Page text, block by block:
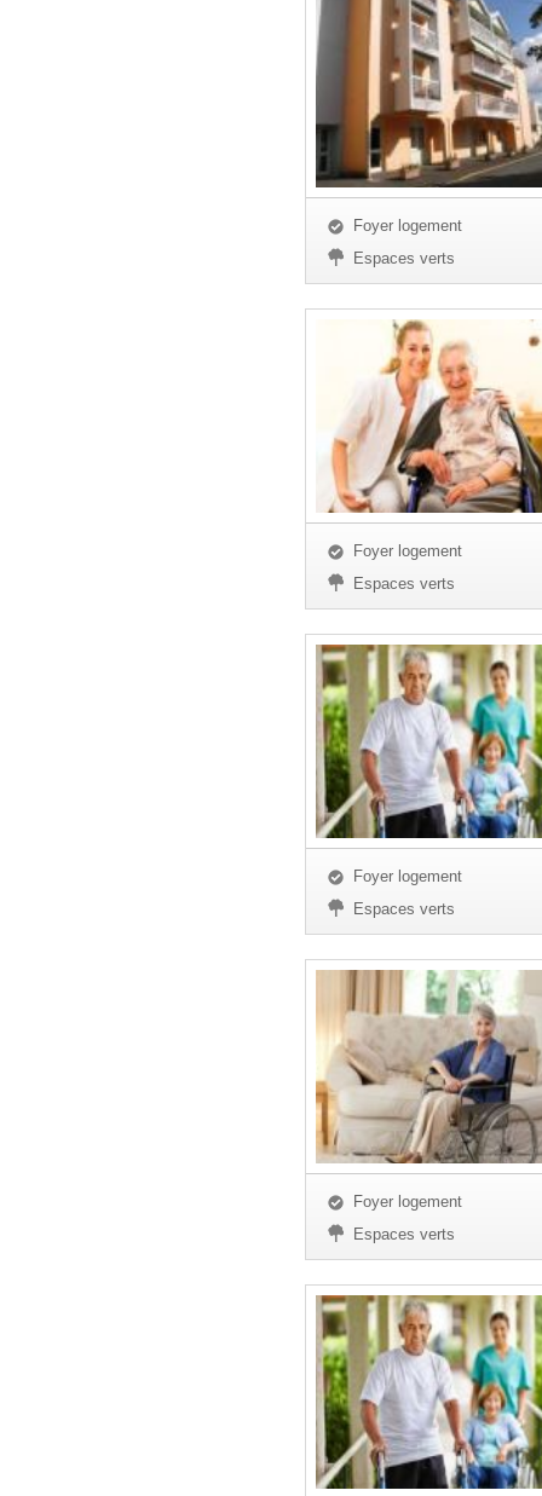
Foyer logement
Espaces verts
Foyer logement
Espaces verts
Foyer logement
Espaces verts
Foyer logement
Espaces verts